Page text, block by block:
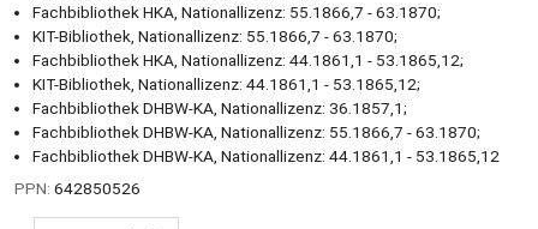
Fachbibliothek HKA, Nationallizenz: 55.1866,7 - 63.1870;
KIT-Bibliothek, Nationallizenz: 55.1866,7 - 63.1870;
Fachbibliothek HKA, Nationallizenz: 44.1861,1 - 53.1865,12;
KIT-Bibliothek, Nationallizenz: 44.1861,1 - 53.1865,12;
Fachbibliothek DHBW-KA, Nationallizenz: 36.1857,1;
Fachbibliothek DHBW-KA, Nationallizenz: 55.1866,7 - 63.1870;
Fachbibliothek DHBW-KA, Nationallizenz: 44.1861,1 - 53.1865,12
PPN: 642850526